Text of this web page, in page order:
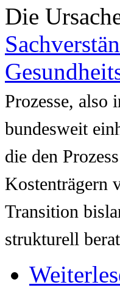
Die
Prozesse, also
bundesweit
die den
Kostenträgern
Transition
strukturell